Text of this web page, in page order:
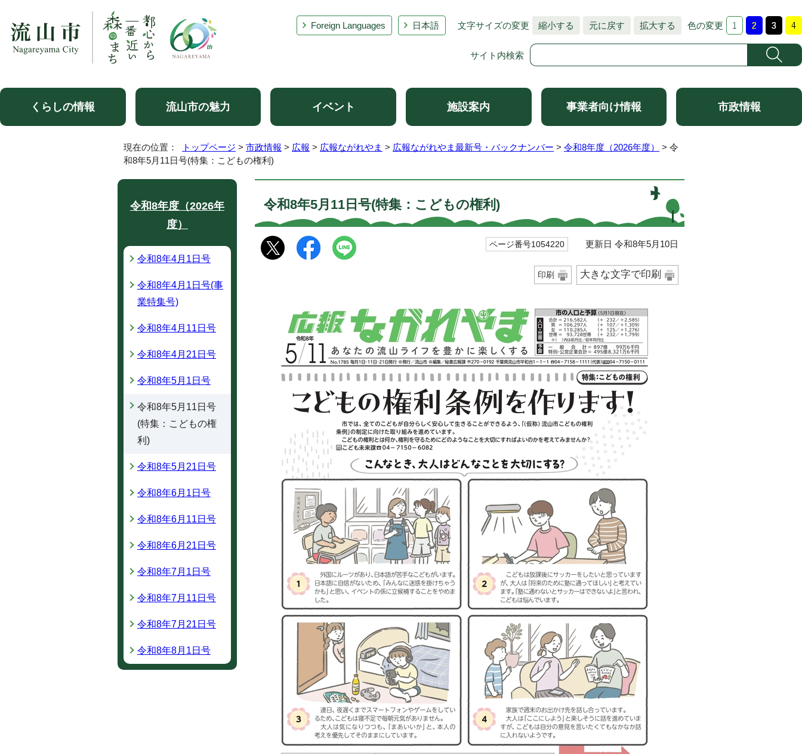
Foreign Languages 日本語 文字サイズの変更 縮小する 元に戻す 拡大する 色の変更
サイト内検索
くらしの情報 流山市の魅力 イベント 施設案内 事業者向け情報 市政情報
現在の位置： トップページ > 市政情報 > 広報 > 広報ながれやま > 広報ながれやま最新号・バックナンバー > 令和8年度（2026年度）
> 令
和8年5月11日号(特集：こどもの権利)
令和8年5月11日号(特集：こどもの権利)
ページ番号1054220 更新日 令和8年5月10日
印刷 大きな文字で印刷
令和8年度（2026年
度）
令和8年4月1日号
令和8年4月1日号(事
業特集号)
令和8年4月11日号
令和8年4月21日号
令和8年5月1日号
令和8年5月11日号
(特集：こどもの権
利)
令和8年5月21日号
令和8年6月1日号
令和8年6月11日号
令和8年6月21日号
令和8年7月1日号
令和8年7月11日号
令和8年7月21日号
令和8年8月1日号